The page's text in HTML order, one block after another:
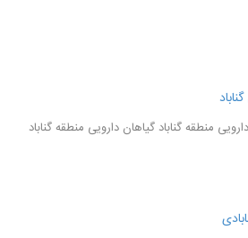
منطقه گناباد گیاهان دارویی منطقه گناباد